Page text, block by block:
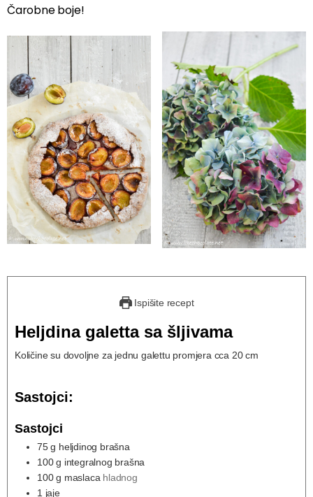
Čarobne boje!
Ispišite recept
Heljdina galetta sa šljivama
Količine su dovoljne za jednu galettu promjera cca 20 cm
Sastojci:
Sastojci
75 g heljdinog brašna
100 g integralnog brašna
100 g maslaca hladnog
1 jaje